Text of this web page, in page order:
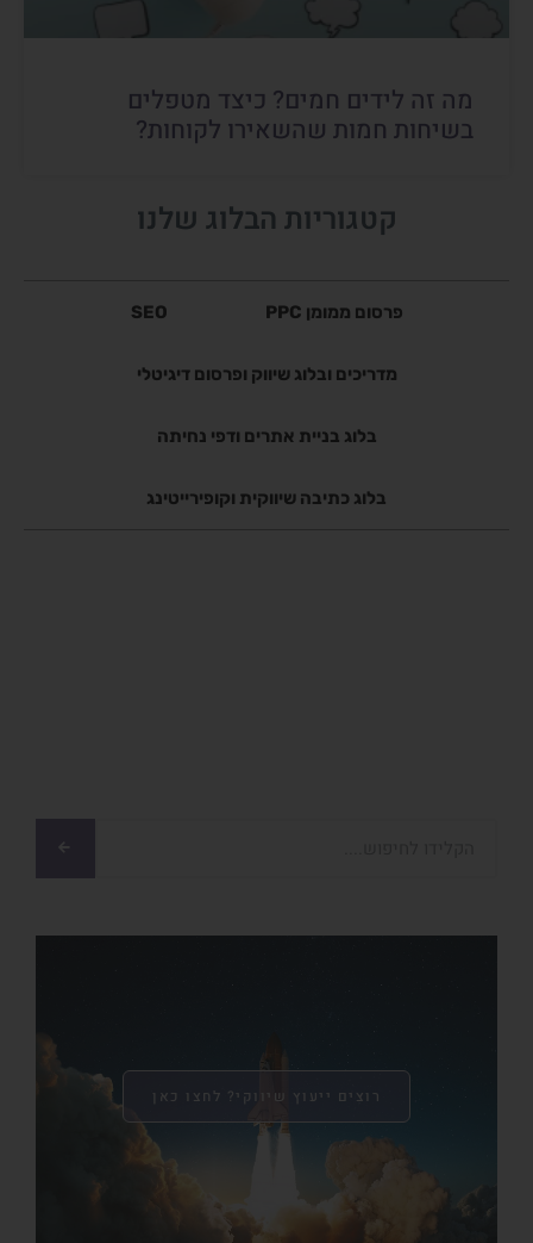
מה זה לידים חמים? כיצד מטפלים
בשיחות חמות שהשאירו לקוחות?
קטגוריות הבלוג שלנו
פרסום ממומן PPC SEO
מדריכים ובלוג שיווק ופרסום דיגיטלי
בלוג בניית אתרים ודפי נחיתה
בלוג כתיבה שיווקית וקופירייטינג
רוצים ייעוץ שיווקי? לחצו כאן